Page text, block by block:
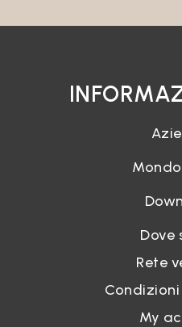
Dove
Rete
My